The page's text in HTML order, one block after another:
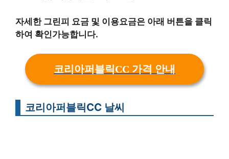
자세한 그린피 요금 및 이용요금은 아래 버튼을 클릭
하여 확인가능합니다.
코리아퍼블릭CC 가격 안내
코리아퍼블릭CC 날씨